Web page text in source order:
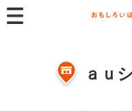
ａｕ